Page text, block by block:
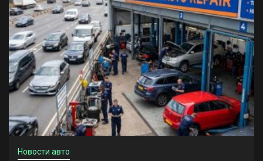
Новости авто